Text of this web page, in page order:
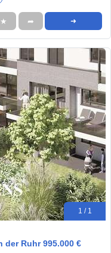
★ ➦ ➜
1 / 1
der Ruhr 995.000 €